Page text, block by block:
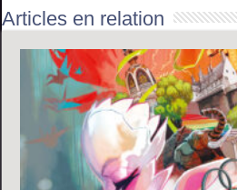
Articles en relation